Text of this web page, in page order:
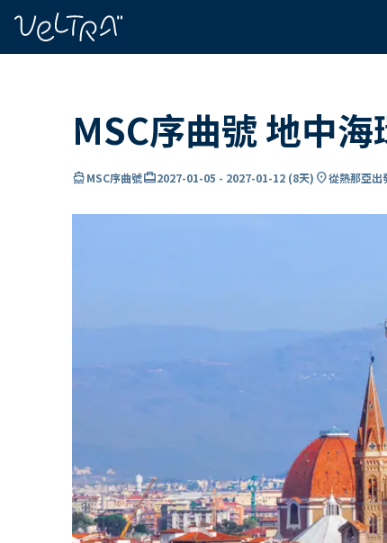
MSC序曲號 地中
directions_boatMSC序曲號card_travel2027-01-05 - 2027-01-12 (8天) location_on從熱那亞出